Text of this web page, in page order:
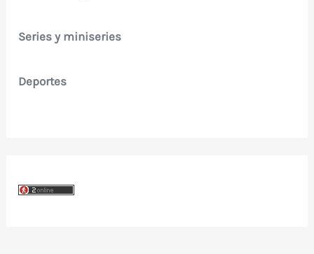
Series y miniseries
Deportes